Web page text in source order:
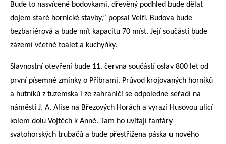
Bude to nasvícené bodovkami, dřevěný podhled bude dělat
dojem staré hornické stavby,” popsal Velfl. Budova bude
bezbariérová a bude mít kapacitu 70 míst. Její součástí bude
zázemí včetně toalet a kuchyňky.
Slavnostní otevření bude 11. června součástí oslav 800 let od
první písemné zmínky o Příbrami. Průvod krojovaných horníků
a hutníků z tuzemska i ze zahraničí se odpoledne seřadí na
náměstí J. A. Alise na Březových Horách a vyrazí Husovou ulicí
kolem dolu Vojtěch k Anně. Tam ho uvítají fanfáry
svatohorských trubačů a bude přestřižena páska u nového